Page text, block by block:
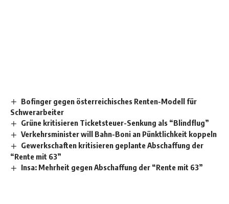
Bofinger gegen österreichisches Renten-Modell für
Schwerarbeiter
Grüne kritisieren Ticketsteuer-Senkung als “Blindflug”
Verkehrsminister will Bahn-Boni an Pünktlichkeit koppeln
Gewerkschaften kritisieren geplante Abschaffung der
“Rente mit 63”
Insa: Mehrheit gegen Abschaffung der “Rente mit 63”